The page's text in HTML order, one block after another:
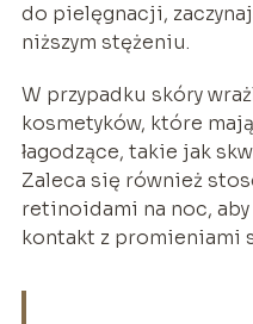
do pielęgnacji,
niższym stężeniu.
W przypadku skóry
kosmetyków, które
łagodzące, takie jak
Zaleca się również
retinoidami na noc,
kontakt z promieniami